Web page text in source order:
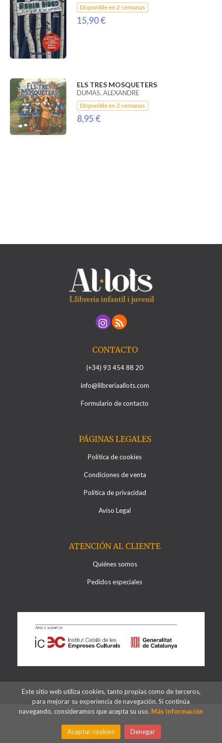
Disponible en 2 semanas
15,90 €
ELS TRES MOSQUETERS
DUMAS, ALEXANDRE
Disponible en 2 semanas
8,95 €
CONTACTO
(+34) 93 454 88 20
info@llibreriaallots.com
Formulario de contacto
PÁGINAS LEGALES
Política de cookies
Condiciones de venta
Política de privacidad
Aviso Legal
ATENCIÓN AL CLIENTE
Quiénes somos
Pedidos especiales
2026 ©Llibreria Al·lots. Todos los Derechos Reservados
Este sitio web utiliza cookies, tanto propias como de terceros,
para mejorar su experiencia de navegación. Si continúa
navegando, consideramos que acepta su uso. Más información
Aceptar cookies Denegar